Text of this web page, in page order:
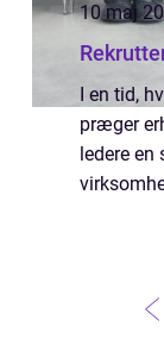
10 maj
I en tid,
præger
ledere en